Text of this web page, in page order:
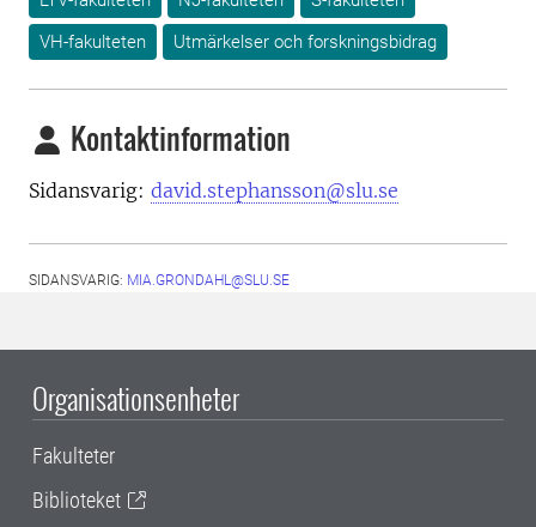
VH-fakulteten
Utmärkelser och forskningsbidrag
Kontaktinformation
Sidansvarig: david.stephansson@slu.se
SIDANSVARIG: MIA.GRONDAHL@SLU.SE
Organisationsenheter
Fakulteter
Biblioteket